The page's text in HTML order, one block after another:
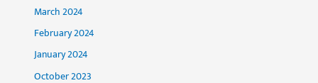
March 2024
February 2024
January 2024
October 2023